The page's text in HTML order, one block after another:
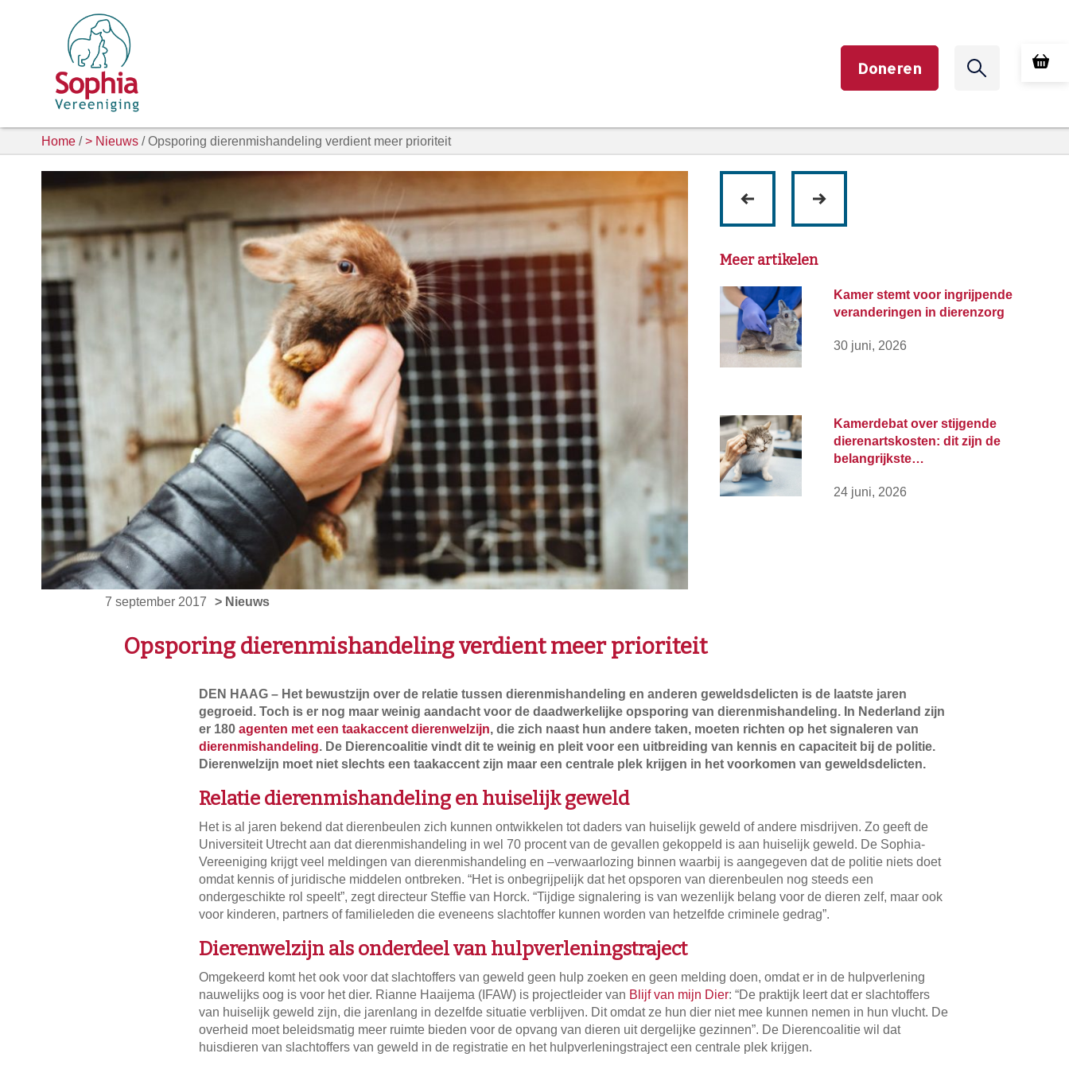
Doneren
Home /> Nieuws / Opsporing dierenmishandeling verdient meer prioriteit
7 september 2017 > Nieuws
Meer artikelen
Kamer stemt voor ingrijpende
veranderingen in dierenzorg
30 juni, 2026
Kamerdebat over stijgende
dierenartskosten: dit zijn de
belangrijkste…
24 juni, 2026
Opsporing dierenmishandeling verdient meer prioriteit
DEN HAAG – Het bewustzijn over de relatie tussen dierenmishandeling en anderen geweldsdelicten is de laatste jaren
gegroeid. Toch is er nog maar weinig aandacht voor de daadwerkelijke opsporing van dierenmishandeling. In Nederland zijn
er 180agenten met een taakaccent dierenwelzijn, die zich naast hun andere taken, moeten richten op het signaleren van
dierenmishandeling. De Dierencoalitie vindt dit te weinig en pleit voor een uitbreiding van kennis en capaciteit bij de politie.
Dierenwelzijn moet niet slechts een taakaccent zijn maar een centrale plek krijgen in het voorkomen van geweldsdelicten.
Relatie dierenmishandeling en huiselijk geweld
Het is al jaren bekend dat dierenbeulen zich kunnen ontwikkelen tot daders van huiselijk geweld of andere misdrijven. Zo geeft de
Universiteit Utrecht aan dat dierenmishandeling in wel 70 procent van de gevallen gekoppeld is aan huiselijk geweld. De Sophia-
Vereeniging krijgt veel meldingen van dierenmishandeling en –verwaarlozing binnen waarbij is aangegeven dat de politie niets doet
omdat kennis of juridische middelen ontbreken. “Het is onbegrijpelijk dat het opsporen van dierenbeulen nog steeds een
ondergeschikte rol speelt”, zegt directeur Steffie van Horck. “Tijdige signalering is van wezenlijk belang voor de dieren zelf, maar ook
voor kinderen, partners of familieleden die eveneens slachtoffer kunnen worden van hetzelfde criminele gedrag”.
Dierenwelzijn als onderdeel van hulpverleningstraject
Omgekeerd komt het ook voor dat slachtoffers van geweld geen hulp zoeken en geen melding doen, omdat er in de hulpverlening
nauwelijks oog is voor het dier. Rianne Haaijema (IFAW) is projectleider van Blijf van mijn Dier: “De praktijk leert dat er slachtoffers
van huiselijk geweld zijn, die jarenlang in dezelfde situatie verblijven. Dit omdat ze hun dier niet mee kunnen nemen in hun vlucht. De
overheid moet beleidsmatig meer ruimte bieden voor de opvang van dieren uit dergelijke gezinnen”. De Dierencoalitie wil dat
huisdieren van slachtoffers van geweld in de registratie en het hulpverleningstraject een centrale plek krijgen.